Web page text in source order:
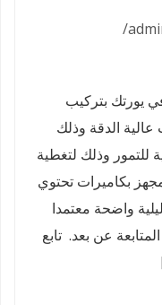
يورتك بتركيب
الدقة وذلك
للتمور وذلك لتغطية
بكاميرات تحتوي
واضحة معتمدا
عن بعد. تابع